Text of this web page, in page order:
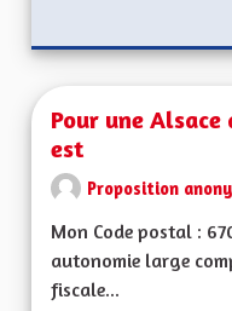
Pour une
est
Proposition
Mon Code postal :
autonomie large
fiscale...